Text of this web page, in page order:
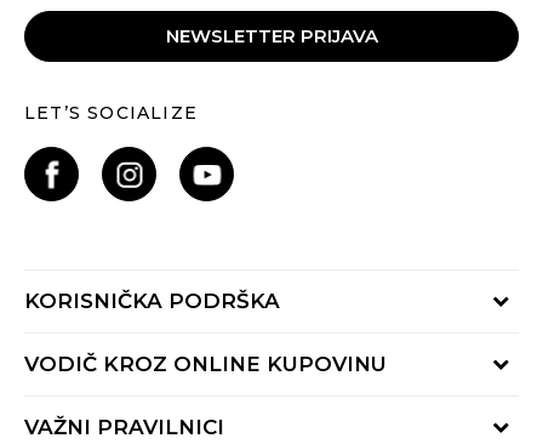
NEWSLETTER PRIJAVA
LET’S SOCIALIZE
KORISNIČKA PODRŠKA
Provjeri status porudžbine
Radno vrijeme 9-16h
VODIČ KROZ ONLINE KUPOVINU
Načini isporuke
VAŽNI PRAVILNICI